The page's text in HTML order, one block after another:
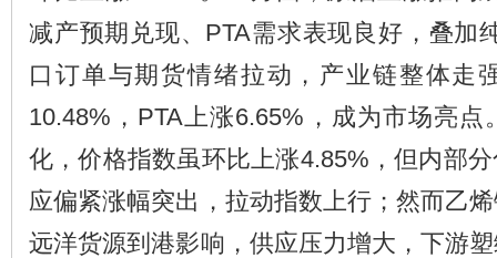
减产预期兑现、PTA需求表现良好，叠加
口订单与期货情绪拉动，产业链整体走
10.48%，PTA上涨6.65%，成为市场亮
化，价格指数虽环比上涨4.85%，但内部
应偏紧涨幅突出，拉动指数上行；然而乙
远洋货源到港影响，供应压力增大，下游